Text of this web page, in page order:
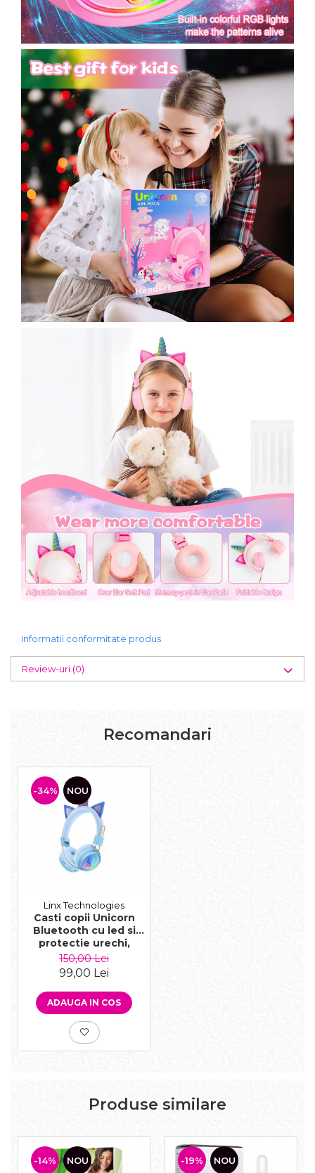
Informatii conformitate produs
Review-uri (0)
Recomandari
-34% NOU
Linx Technologies
Casti copii Unicorn
Bluetooth cu led si
protectie urechi,
universale, Baby Blue
150,00 Lei
99,00 Lei
ADAUGA IN COS
Produse similare
-14% NOU -19% NOU